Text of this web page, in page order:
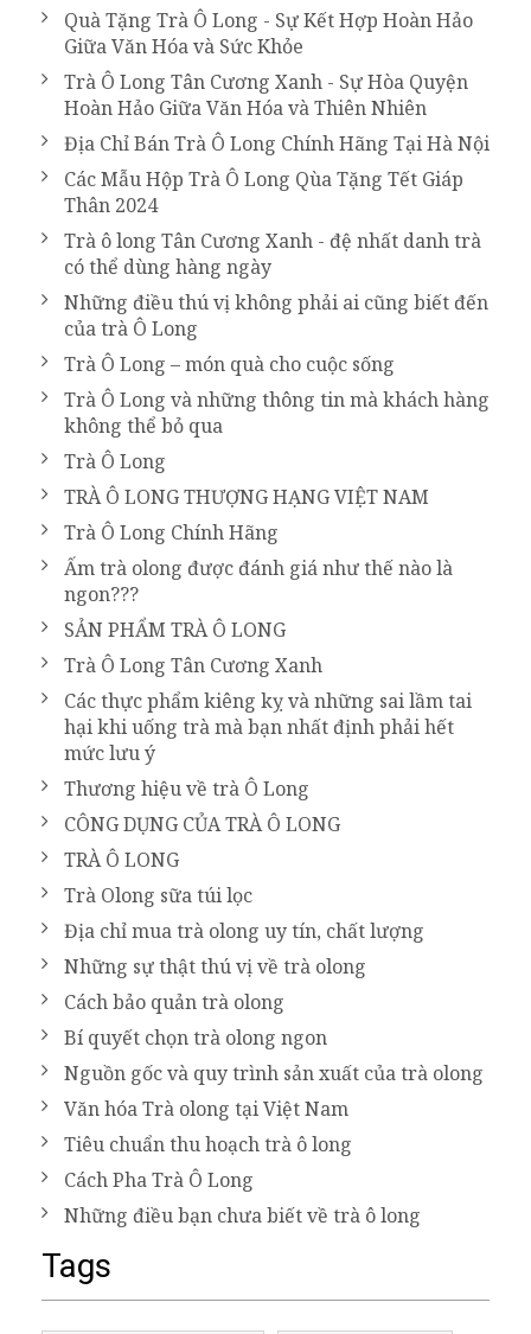
Quà Tặng Trà Ô Long - Sự Kết Hợp Hoàn Hảo
Giữa Văn Hóa và Sức Khỏe
Trà Ô Long Tân Cương Xanh - Sự Hòa Quyện
Hoàn Hảo Giữa Văn Hóa và Thiên Nhiên
Địa Chỉ Bán Trà Ô Long Chính Hãng Tại Hà Nội
Các Mẫu Hộp Trà Ô Long Qùa Tặng Tết Giáp
Thân 2024
Trà ô long Tân Cương Xanh - đệ nhất danh trà
có thể dùng hàng ngày
Những điều thú vị không phải ai cũng biết đến
của trà Ô Long
Trà Ô Long – món quà cho cuộc sống
Trà Ô Long và những thông tin mà khách hàng
không thể bỏ qua
Trà Ô Long
TRÀ Ô LONG THƯỢNG HẠNG VIỆT NAM
Trà Ô Long Chính Hãng
Ấm trà olong được đánh giá như thế nào là
ngon???
SẢN PHẨM TRÀ Ô LONG
Trà Ô Long Tân Cương Xanh
Các thực phẩm kiêng kỵ và những sai lầm tai
hại khi uống trà mà bạn nhất định phải hết
mức lưu ý
Thương hiệu về trà Ô Long
CÔNG DỤNG CỦA TRÀ Ô LONG
TRÀ Ô LONG
Trà Olong sữa túi lọc
Địa chỉ mua trà olong uy tín, chất lượng
Những sự thật thú vị về trà olong
Cách bảo quản trà olong
Bí quyết chọn trà olong ngon
Nguồn gốc và quy trình sản xuất của trà olong
Văn hóa Trà olong tại Việt Nam
Tiêu chuẩn thu hoạch trà ô long
Cách Pha Trà Ô Long
Những điều bạn chưa biết về trà ô long
Tags